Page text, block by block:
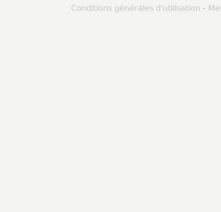
Conditions générales d'utilisation -